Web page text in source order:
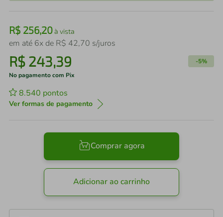
R$ 256,20à vista
em até 6x de R$ 42,70 s/juros
R$ 243,39 -5%
No pagamento com Pix
8.540 pontos
Ver formas de pagamento
Comprar agora
Adicionar ao carrinho